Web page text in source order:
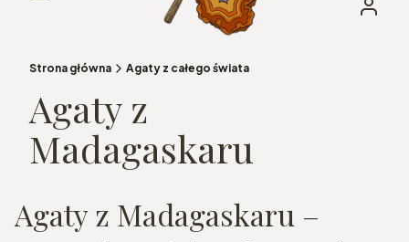
Strona główna Agaty z całego świata
Agaty z
Madagaskaru
Agaty z Madagaskaru –